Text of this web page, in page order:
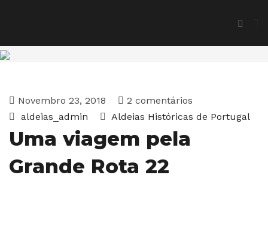
Novembro 23, 2018
2 comentários
aldeias_admin
Aldeias Históricas de Portugal
Uma viagem pela
Grande Rota 22